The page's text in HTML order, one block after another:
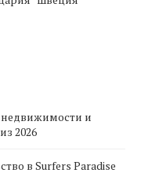
и
2026
в Surfers Paradise